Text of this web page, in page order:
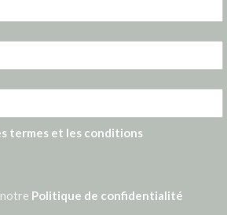
termes et les conditions
Politique de confidentialité